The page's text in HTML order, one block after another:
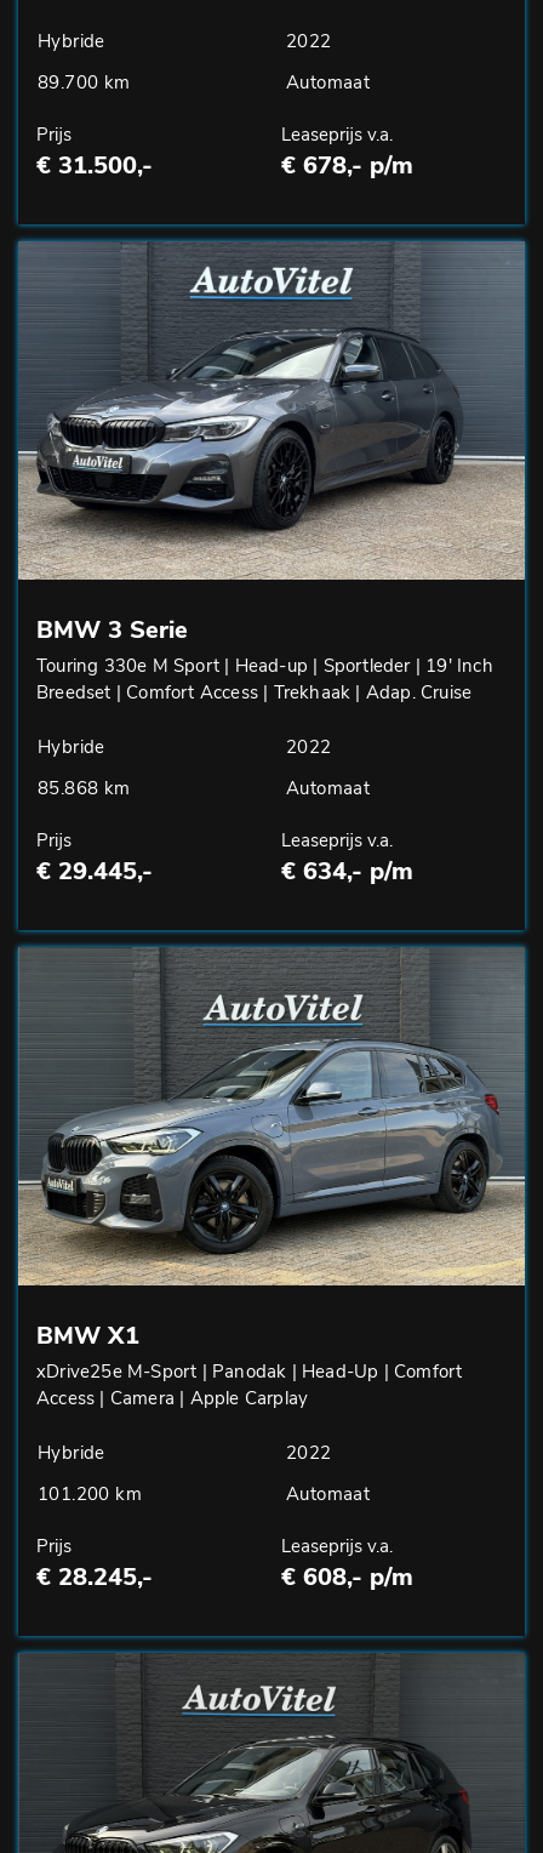
Hybride
2022
89.700 km
Automaat
Prijs
€ 31.500,-
Leaseprijs v.a.
€ 678,- p/m
BMW 3 Serie
Touring 330e M Sport | Head-up | Sportleder | 19' Inch
Breedset | Comfort Access | Trekhaak | Adap. Cruise
Hybride
2022
85.868 km
Automaat
Prijs
€ 29.445,-
Leaseprijs v.a.
€ 634,- p/m
BMW X1
xDrive25e M-Sport | Panodak | Head-Up | Comfort
Access | Camera | Apple Carplay
Hybride
2022
101.200 km
Automaat
Prijs
€ 28.245,-
Leaseprijs v.a.
€ 608,- p/m